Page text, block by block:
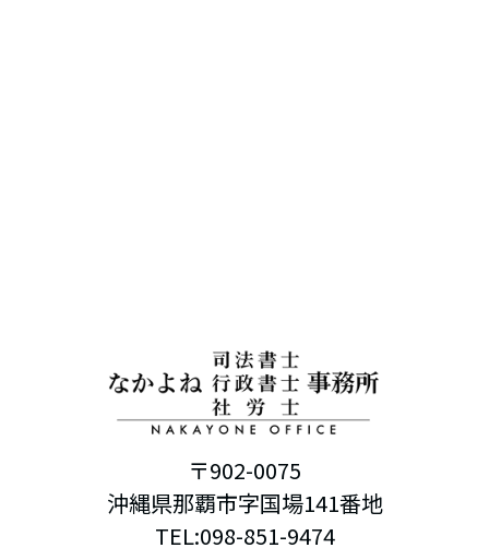
〒902-0075
沖縄県那覇市字国場141番地
TEL:098-851-9474